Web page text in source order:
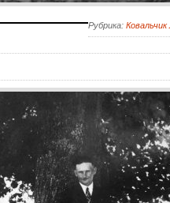
Рубрика: